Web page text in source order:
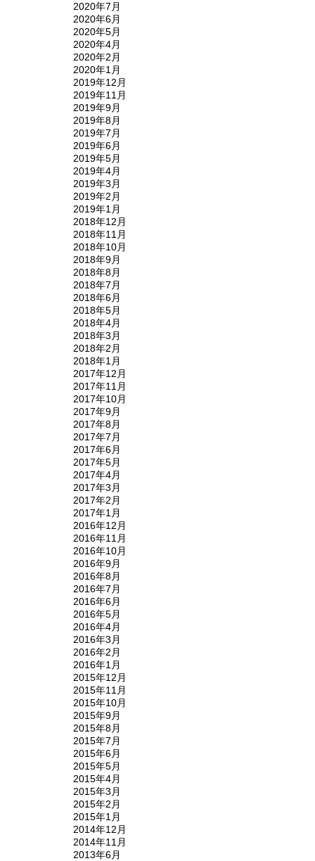
2020年7月
2020年6月
2020年5月
2020年4月
2020年2月
2020年1月
2019年12月
2019年11月
2019年9月
2019年8月
2019年7月
2019年6月
2019年5月
2019年4月
2019年3月
2019年2月
2019年1月
2018年12月
2018年11月
2018年10月
2018年9月
2018年8月
2018年7月
2018年6月
2018年5月
2018年4月
2018年3月
2018年2月
2018年1月
2017年12月
2017年11月
2017年10月
2017年9月
2017年8月
2017年7月
2017年6月
2017年5月
2017年4月
2017年3月
2017年2月
2017年1月
2016年12月
2016年11月
2016年10月
2016年9月
2016年8月
2016年7月
2016年6月
2016年5月
2016年4月
2016年3月
2016年2月
2016年1月
2015年12月
2015年11月
2015年10月
2015年9月
2015年8月
2015年7月
2015年6月
2015年5月
2015年4月
2015年3月
2015年2月
2015年1月
2014年12月
2014年11月
2013年6月